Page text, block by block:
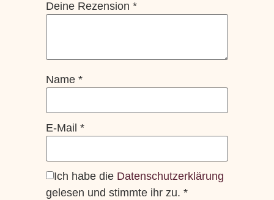
Deine Rezension *
Name *
E-Mail *
Ich habe die Datenschutzerklärung
gelesen und stimmte ihr zu. *